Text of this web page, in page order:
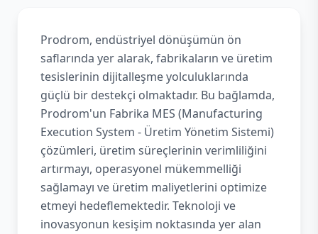
Prodrom, endüstriyel dönüşümün ön
saflarında yer alarak, fabrikaların ve üretim
tesislerinin dijitalleşme yolculuklarında
güçlü bir destekçi olmaktadır. Bu bağlamda,
Prodrom'un Fabrika MES (Manufacturing
Execution System - Üretim Yönetim Sistemi)
çözümleri, üretim süreçlerinin verimliliğini
artırmayı, operasyonel mükemmelliği
sağlamayı ve üretim maliyetlerini optimize
etmeyi hedeflemektedir. Teknoloji ve
inovasyonun kesişim noktasında yer alan